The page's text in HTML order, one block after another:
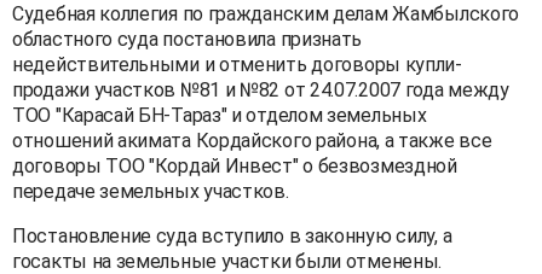
Судебная коллегия по гражданским делам Жамбылского
областного суда постановила признать
недействительными и отменить договоры купли-
продажи участков №81 и №82 от 24.07.2007 года между
ТОО "Карасай БН-Тараз" и отделом земельных
отношений акимата Кордайского района, а также все
договоры ТОО "Кордай Инвест" о безвозмездной
передаче земельных участков.
Постановление суда вступило в законную силу, а
госакты на земельные участки были отменены.